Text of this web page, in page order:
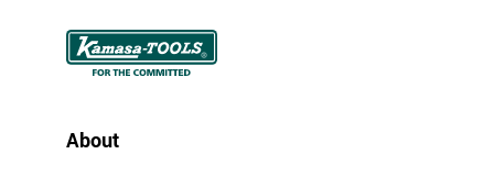
About